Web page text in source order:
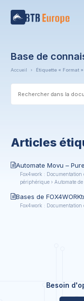
Base de
Accueil › Étiquette « Format »
Articles
Automate Movu –
Fox4work :
périphérique › Automate
Bases de
Fox4work : Documentation
Besoin